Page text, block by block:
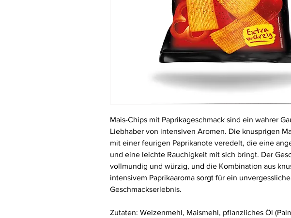
Mais-Chips mit Paprikageschmack sind ein wahrer
Liebhaber von intensiven Aromen. Die knusprigen
mit einer feurigen Paprikanote veredelt, die eine
und eine leichte Rauchigkeit mit sich bringt. Der
vollmundig und würzig, und die Kombination aus
intensivem Paprikaaroma sorgt für ein
Geschmackserlebnis.
Zutaten: Weizenmehl, Maismehl, pflanzliches Öl